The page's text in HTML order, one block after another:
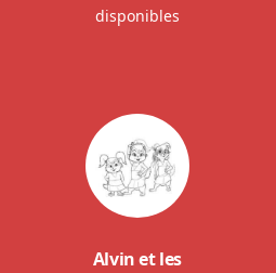
disponibles
Alvin et les